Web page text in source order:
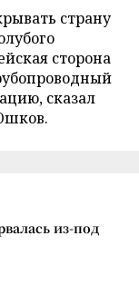
страну
сторона
сказал
из-под